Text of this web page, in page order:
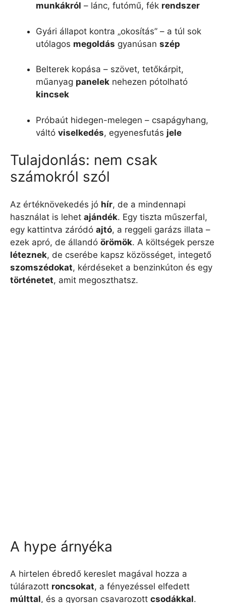
munkákról – lánc, futómű, fék rendszer
Gyári állapot kontra „okosítás” – a túl sok
utólagos megoldás gyanúsan szép
Belterek kopása – szövet, tetőkárpit,
műanyag panelek nehezen pótolható
kincsek
Próbaút hidegen-melegen – csapágyhang,
váltó viselkedés, egyenesfutás jele
Tulajdonlás: nem csak
számokról szól
Az értéknövekedés jó hír, de a mindennapi
használat is lehet ajándék. Egy tiszta műszerfal,
egy kattintva záródó ajtó, a reggeli garázs illata –
ezek apró, de állandó örömök. A költségek persze
léteznek, de cserébe kapsz közösséget, integető
szomszédokat, kérdéseket a benzinkúton és egy
történetet, amit megoszthatsz.
A hype árnyéka
A hirtelen ébredő kereslet magával hozza a
túlárazott roncsokat, a fényezéssel elfedett
múlttal, és a gyorsan csavarozott csodákkal.